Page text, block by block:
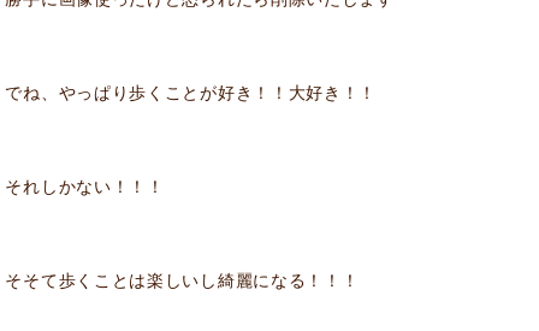
でね、やっぱり歩くことが好き！！大好き！！
それしかない！！！
そそて歩くことは楽しいし綺麗になる！！！